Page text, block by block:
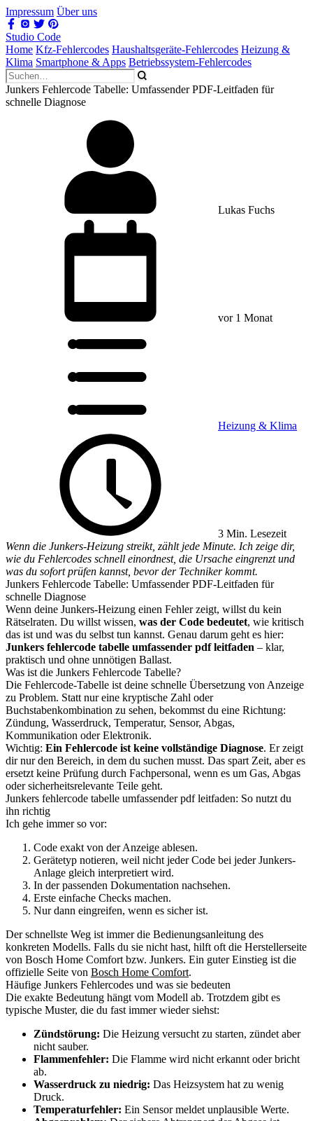
Impressum Über uns
Studio Code
Home Kfz-Fehlercodes Haushaltsgeräte-Fehlercodes Heizung &
Klima Smartphone & Apps Betriebssystem-Fehlercodes
Junkers Fehlercode Tabelle: Umfassender PDF-Leitfaden für
schnelle Diagnose
Lukas Fuchs
vor 1 Monat
Heizung & Klima
3 Min. Lesezeit
Wenn die Junkers-Heizung streikt, zählt jede Minute. Ich zeige dir,
wie du Fehlercodes schnell einordnest, die Ursache eingrenzt und
was du sofort prüfen kannst, bevor der Techniker kommt.
Junkers Fehlercode Tabelle: Umfassender PDF-Leitfaden für
schnelle Diagnose
Wenn deine Junkers-Heizung einen Fehler zeigt, willst du kein
Rätselraten. Du willst wissen, was der Code bedeutet, wie kritisch
das ist und was du selbst tun kannst. Genau darum geht es hier:
Junkers fehlercode tabelle umfassender pdf leitfaden – klar,
praktisch und ohne unnötigen Ballast.
Was ist die Junkers Fehlercode Tabelle?
Die Fehlercode-Tabelle ist deine schnelle Übersetzung von Anzeige
zu Problem. Statt nur eine kryptische Zahl oder
Buchstabenkombination zu sehen, bekommst du eine Richtung:
Zündung, Wasserdruck, Temperatur, Sensor, Abgas,
Kommunikation oder Elektronik.
Wichtig: Ein Fehlercode ist keine vollständige Diagnose. Er zeigt
dir nur den Bereich, in dem du suchen musst. Das spart Zeit, aber es
ersetzt keine Prüfung durch Fachpersonal, wenn es um Gas, Abgas
oder sicherheitsrelevante Teile geht.
Junkers fehlercode tabelle umfassender pdf leitfaden: So nutzt du
ihn richtig
Ich gehe immer so vor:
Code exakt von der Anzeige ablesen.
Gerätetyp notieren, weil nicht jeder Code bei jeder Junkers-
Anlage gleich interpretiert wird.
In der passenden Dokumentation nachsehen.
Erste einfache Checks machen.
Nur dann eingreifen, wenn es sicher ist.
Der schnellste Weg ist immer die Bedienungsanleitung des
konkreten Modells. Falls du sie nicht hast, hilft oft die Herstellerseite
von Bosch Home Comfort bzw. Junkers. Ein guter Einstieg ist die
offizielle Seite von Bosch Home Comfort.
Häufige Junkers Fehlercodes und was sie bedeuten
Die exakte Bedeutung hängt vom Modell ab. Trotzdem gibt es
typische Muster, die du fast immer wieder siehst:
Zündstörung: Die Heizung versucht zu starten, zündet aber
nicht sauber.
Flammenfehler: Die Flamme wird nicht erkannt oder bricht
ab.
Wasserdruck zu niedrig: Das Heizsystem hat zu wenig
Druck.
Temperaturfehler: Ein Sensor meldet unplausible Werte.